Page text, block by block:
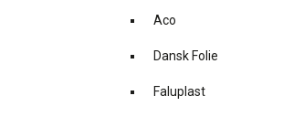
Aco
Dansk Folie
Faluplast